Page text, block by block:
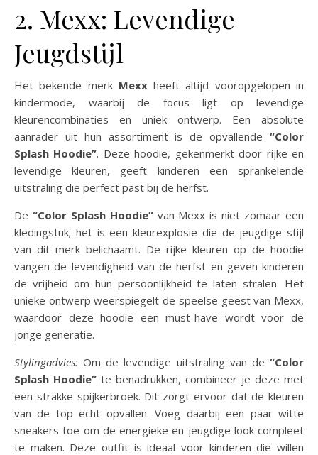
2. Mexx: Levendige
Jeugdstijl
Het bekende merk Mexxheeft altijd vooropgelopen in
kindermode, waarbij de focus ligt op levendige
kleurencombinaties en uniek ontwerp. Een absolute
aanrader uit hun assortiment is de opvallende “Color
Splash Hoodie”. Deze hoodie, gekenmerkt door rijke en
levendige kleuren, geeft kinderen een sprankelende
uitstraling die perfect past bij de herfst.
De “Color Splash Hoodie”van Mexx is niet zomaar een
kledingstuk; het is een kleurexplosie die de jeugdige stijl
van dit merk belichaamt. De rijke kleuren op de hoodie
vangen de levendigheid van de herfst en geven kinderen
de vrijheid om hun persoonlijkheid te laten stralen. Het
unieke ontwerp weerspiegelt de speelse geest van Mexx,
waardoor deze hoodie een must-have wordt voor de
jonge generatie.
Stylingadvies: Om de levendige uitstraling van de “Color
Splash Hoodie” te benadrukken, combineer je deze met
een strakke spijkerbroek. Dit zorgt ervoor dat de kleuren
van de top echt opvallen. Voeg daarbij een paar witte
sneakers toe om de energieke en jeugdige look compleet
te maken. Deze outfit is ideaal voor kinderen die willen